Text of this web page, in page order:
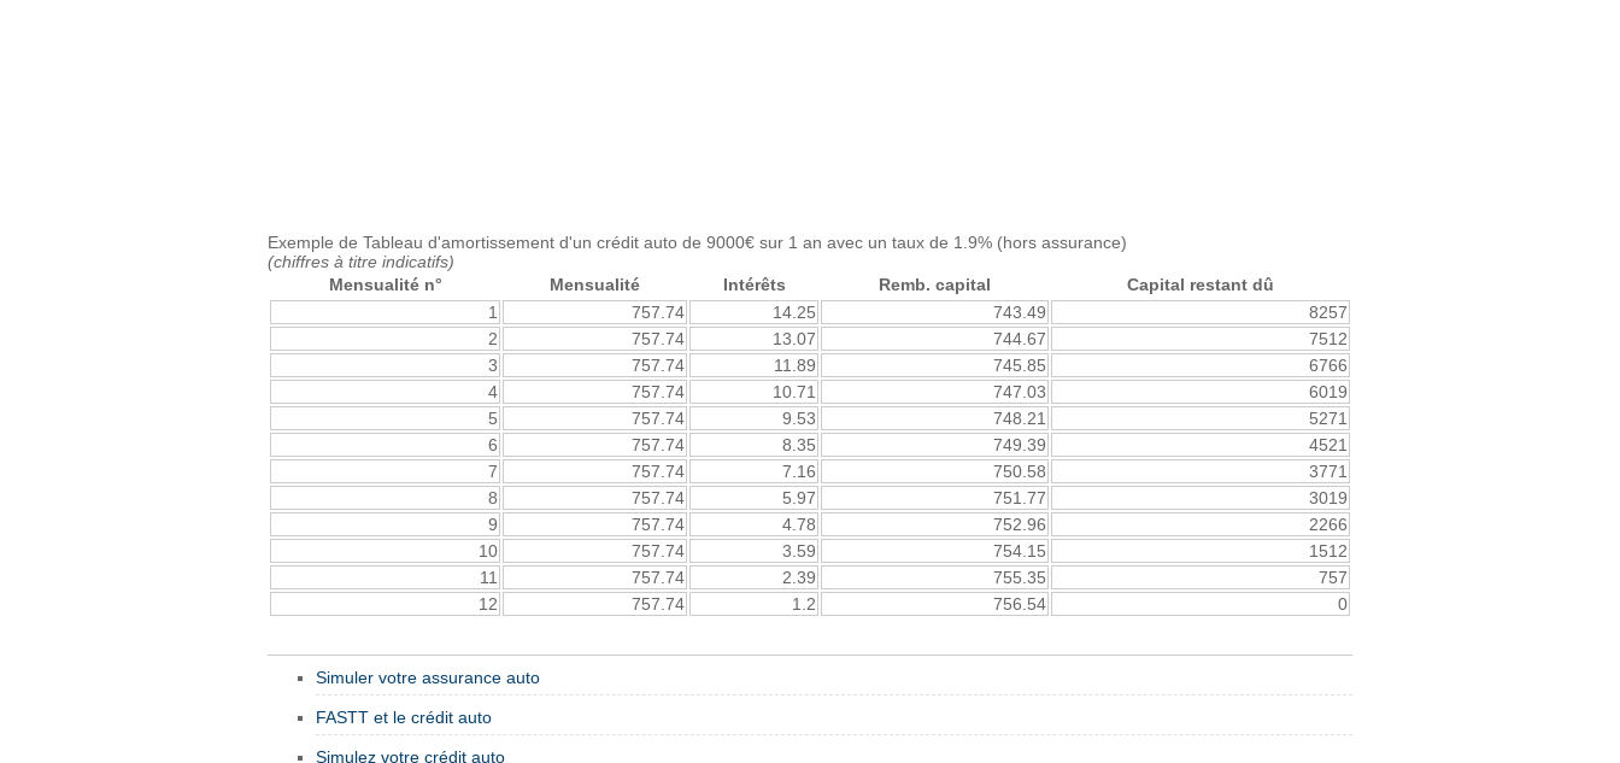
Exemple de Tableau d'amortissement d'un crédit auto de 9000€ sur 1 an avec un taux de 1.9% (hors assurance)
(chiffres à titre indicatifs)
Mensualité n°
Mensualité Intérêts Remb. capital
Capital restant dû
1
757.74 14.25 743.49
8257
2
757.74 13.07 744.67
7512
3
757.74 11.89 745.85
6766
4
757.74 10.71 747.03
6019
5
757.74 9.53 748.21
5271
6
757.74 8.35 749.39
4521
7
757.74 7.16 750.58
3771
8
757.74 5.97 751.77
3019
9
757.74 4.78 752.96
2266
10
757.74 3.59 754.15
1512
11
757.74 2.39 755.35
757
12
757.74 1.2 756.54 0
Simuler votre assurance auto
FASTT et le crédit auto
Simulez votre crédit auto